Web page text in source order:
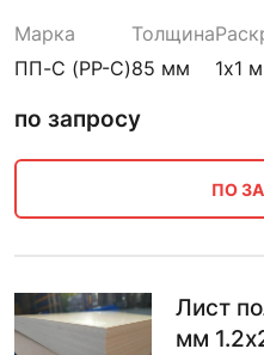
Марка
ПП-С (PP-C)
Толщина
85 мм
1х1 м
по запросу
ПО
Лист
мм